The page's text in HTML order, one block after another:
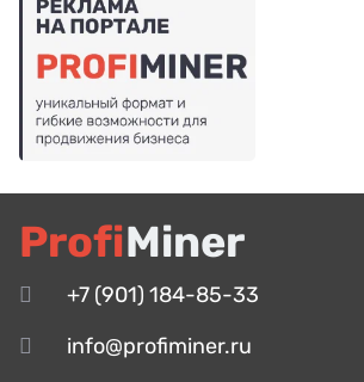
ProfiMiner
+7 (901) 184-85-33
info@profiminer.ru